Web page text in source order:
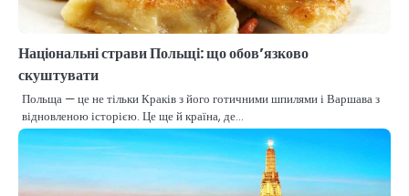
Національні страви Польщі: що обов’язково
скуштувати
Польща — це не тільки Краків з його готичними шпилями і Варшава з
відновленою історією. Це ще й країна, де…